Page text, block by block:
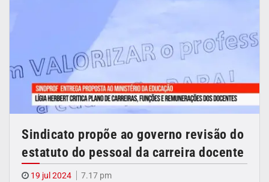
Sindicato propõe ao governo revisão do
estatuto do pessoal da carreira docente
19 jul 2024 7.17 pm